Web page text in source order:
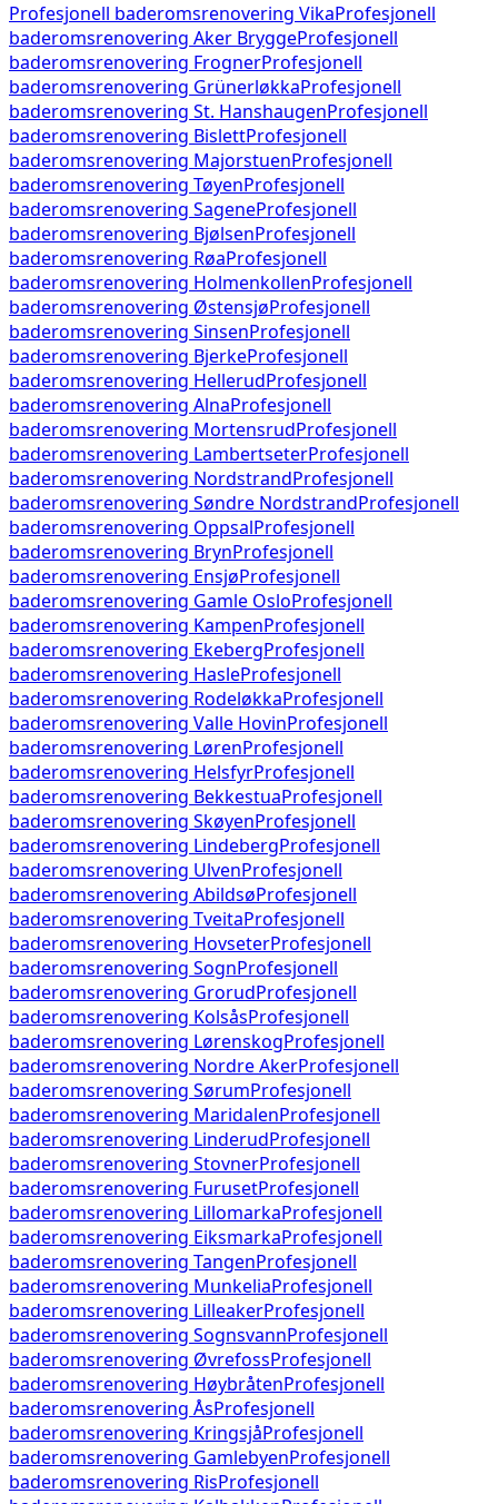
Profesjonell baderomsrenovering VikaProfesjonell
baderomsrenovering Aker BryggeProfesjonell
baderomsrenovering FrognerProfesjonell
baderomsrenovering GrünerløkkaProfesjonell
baderomsrenovering St. HanshaugenProfesjonell
baderomsrenovering BislettProfesjonell
baderomsrenovering MajorstuenProfesjonell
baderomsrenovering TøyenProfesjonell
baderomsrenovering SageneProfesjonell
baderomsrenovering BjølsenProfesjonell
baderomsrenovering RøaProfesjonell
baderomsrenovering HolmenkollenProfesjonell
baderomsrenovering ØstensjøProfesjonell
baderomsrenovering SinsenProfesjonell
baderomsrenovering BjerkeProfesjonell
baderomsrenovering HellerudProfesjonell
baderomsrenovering AlnaProfesjonell
baderomsrenovering MortensrudProfesjonell
baderomsrenovering LambertseterProfesjonell
baderomsrenovering NordstrandProfesjonell
baderomsrenovering Søndre NordstrandProfesjonell
baderomsrenovering OppsalProfesjonell
baderomsrenovering BrynProfesjonell
baderomsrenovering EnsjøProfesjonell
baderomsrenovering Gamle OsloProfesjonell
baderomsrenovering KampenProfesjonell
baderomsrenovering EkebergProfesjonell
baderomsrenovering HasleProfesjonell
baderomsrenovering RodeløkkaProfesjonell
baderomsrenovering Valle HovinProfesjonell
baderomsrenovering LørenProfesjonell
baderomsrenovering HelsfyrProfesjonell
baderomsrenovering BekkestuaProfesjonell
baderomsrenovering SkøyenProfesjonell
baderomsrenovering LindebergProfesjonell
baderomsrenovering UlvenProfesjonell
baderomsrenovering AbildsøProfesjonell
baderomsrenovering TveitaProfesjonell
baderomsrenovering HovseterProfesjonell
baderomsrenovering SognProfesjonell
baderomsrenovering GrorudProfesjonell
baderomsrenovering KolsåsProfesjonell
baderomsrenovering LørenskogProfesjonell
baderomsrenovering Nordre AkerProfesjonell
baderomsrenovering SørumProfesjonell
baderomsrenovering MaridalenProfesjonell
baderomsrenovering LinderudProfesjonell
baderomsrenovering StovnerProfesjonell
baderomsrenovering FurusetProfesjonell
baderomsrenovering LillomarkaProfesjonell
baderomsrenovering EiksmarkaProfesjonell
baderomsrenovering TangenProfesjonell
baderomsrenovering MunkeliaProfesjonell
baderomsrenovering LilleakerProfesjonell
baderomsrenovering SognsvannProfesjonell
baderomsrenovering ØvrefossProfesjonell
baderomsrenovering HøybråtenProfesjonell
baderomsrenovering ÅsProfesjonell
baderomsrenovering KringsjåProfesjonell
baderomsrenovering GamlebyenProfesjonell
baderomsrenovering RisProfesjonell